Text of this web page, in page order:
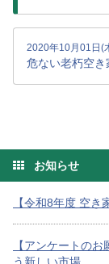
2020年10月01日(
危ない老朽空
お知らせ
【令和8年度 空き
【アンケートの